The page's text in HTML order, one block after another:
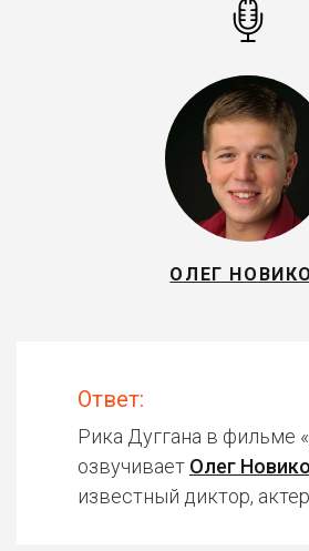
ОЛЕГ
Ответ:
Рика Дуггана в фильме «
озвучивает Олег
известный диктор,